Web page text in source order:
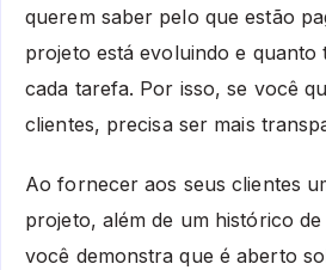
querem saber pelo que estão
projeto está evoluindo e quanto
cada tarefa. Por isso, se você
clientes, precisa ser mais
Ao fornecer aos seus clientes
projeto, além de um histórico
você demonstra que é aberto